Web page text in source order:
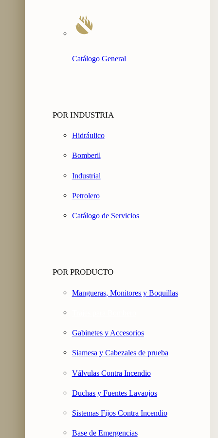
Catálogo General
POR INDUSTRIA
Hidráulico
Bomberil
Industrial
Petrolero
Catálogo de Servicios
POR PRODUCTO
Mangueras, Monitores y Boquillas
Gabinetes y Accesorios
Siamesa y Cabezales de prueba
Válvulas Contra Incendio
Duchas y Fuentes Lavaojos
Sistemas Fijos Contra Incendio
Base de Emergencias